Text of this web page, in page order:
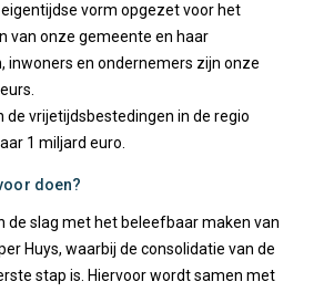
vorm opgezet voor het
van onze gemeente en haar
inwoners en ondernemers zijn onze
de vrijetijdsbestedingen in de regio
1 miljard euro.
doen?
de slag met het beleefbaar maken van
Huys, waarbij de consolidatie van de
stap is. Hiervoor wordt samen met